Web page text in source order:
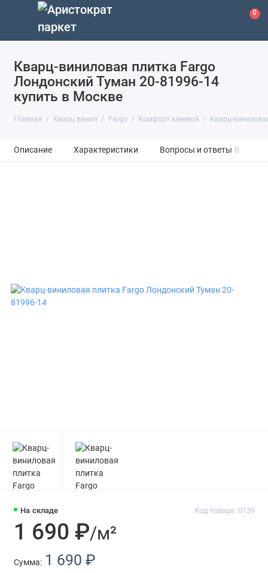
0
Кварц-виниловая плитка Fargo
Лондонский Туман 20-81996-14
купить в Москве
Главная Кварц винил Fargo Комфорт клеевой Кварц-
Описание Характеристики Вопросы и ответы 0
На складе Код товара: 0139
1 690 ₽/м²
Сумма: 1 690 ₽